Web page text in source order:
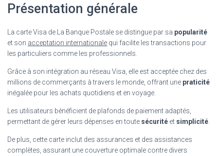
Présentation générale
La carte Visa de La Banque Postale se distingue par sa popularité
et son acceptation internationale qui facilite les transactions pour
les particuliers comme les professionnels.
Grâce à son intégration au réseau Visa, elle est acceptée chez des
millions de commerçants à travers le monde, offrant une praticité
inégalée pour les achats quotidiens et en voyage.
Les utilisateurs bénéficient de plafonds de paiement adaptés,
permettant de gérer leurs dépenses en toute sécurité et simplicité
De plus, cette carte inclut des assurances et des assistances
complètes, assurant une couverture optimale contre divers